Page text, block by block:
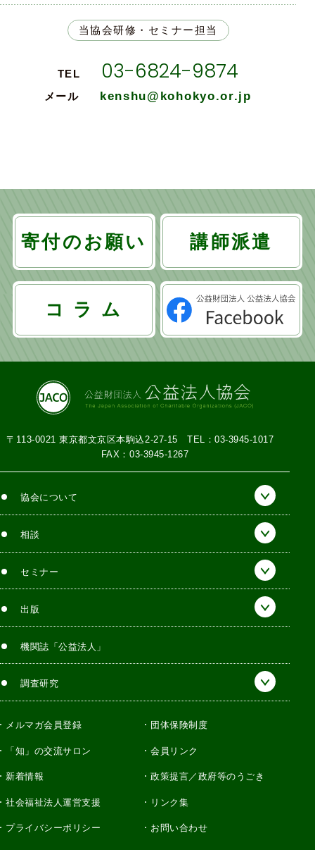
当協会研修・セミナー担当
TEL 03-6824-9874
メール kenshu@kohokyo.or.jp
寄付のお願い 講師派遣
コ ラ ム
〒113-0021 東京都文京区本駒込2-27-15TEL：03-3945-1017
FAX：03-3945-1267
協会について
相談
セミナー
出版
機関誌「公益法人」
調査研究
メルマガ会員登録 団体保険制度
「知」の交流サロン 会員リンク
新着情報 政策提言／政府等のうごき
社会福祉法人運営支援 リンク集
プライバシーポリシー お問い合わせ